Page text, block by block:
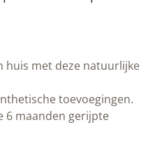
huis met deze natuurlijke
toevoegingen.
6 maanden gerijpte